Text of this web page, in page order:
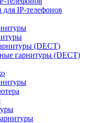
IP-телефонов
(DECT)
гарнитуры (DECT)